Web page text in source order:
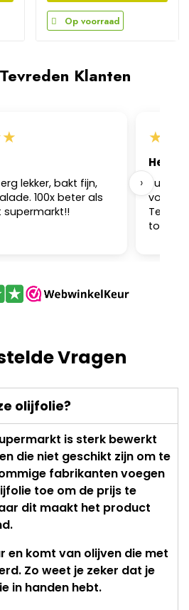
Op voorraad
Klanten
★
lekker, bakt fijn,
100x beter als
★
Heleen
Super
voor
Teken
›
Vragen
olijfolie?
is sterk bewerkt
die niet geschikt zijn om te
fabrikanten voegen
toe om de prijs te
dit maakt het product
en komt van olijven die met
Zo weet je zeker dat je
in handen hebt.